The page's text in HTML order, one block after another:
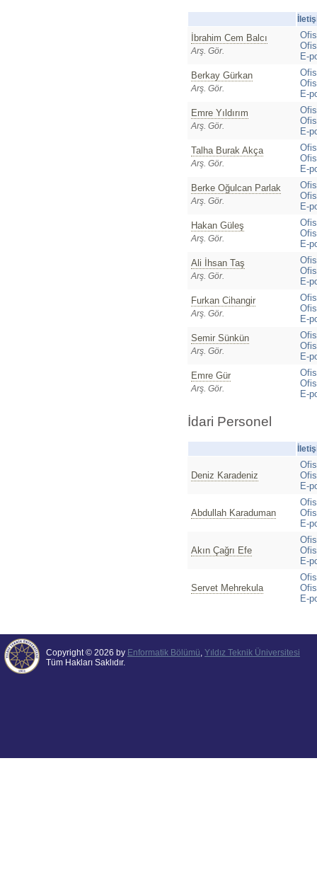
İbrahim Cem Balcı
Arş. Gör.
E-
Berkay Gürkan
Arş. Gör.
E-
Emre Yıldırım
Arş. Gör.
E-
Talha Burak Akça
Arş. Gör.
E-
Berke Oğulcan Parlak
Arş. Gör.
E-
Hakan Güleş
Arş. Gör.
E-
Ali İhsan Taş
Arş. Gör.
E-
Furkan Cihangir
Arş. Gör.
E-
Semir Sünkün
Arş. Gör.
E-
Emre Gür
Arş. Gör.
E-
İdari Personel
Deniz Karadeniz
E-
Abdullah Karaduman
E-
Akın Çağrı Efe
E-
Servet Mehrekula
E-
Copyright © 2026 by Enformatik Bölümü, Yıldız Teknik Üniversitesi
Tüm Hakları Saklıdır.